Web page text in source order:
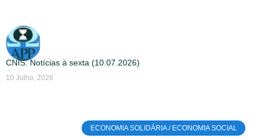
CNIS: Notícias à sexta (10.07.2026)
10 Julho, 2026
ECONOMIA SOLIDÁRIA / ECONOMIA SOCIAL